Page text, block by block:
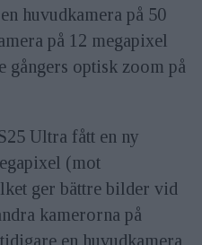
huvudkamera på 50
på 12 megapixel
gångers optisk zoom på
Ultra fått en ny
(mot
ger bättre bilder vid
kamerorna på
en huvudkamera